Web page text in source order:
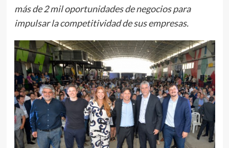
más de 2 mil oportunidades de negocios para
impulsar la competitividad de sus empresas.